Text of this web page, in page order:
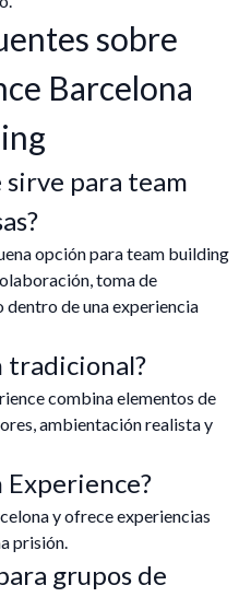
sobre
Barcelona
sirve para team
opción para team building
toma de
de una experiencia
tradicional?
combina elementos de
ambientación realista y
Experience?
y ofrece experiencias
prisión.
grupos de